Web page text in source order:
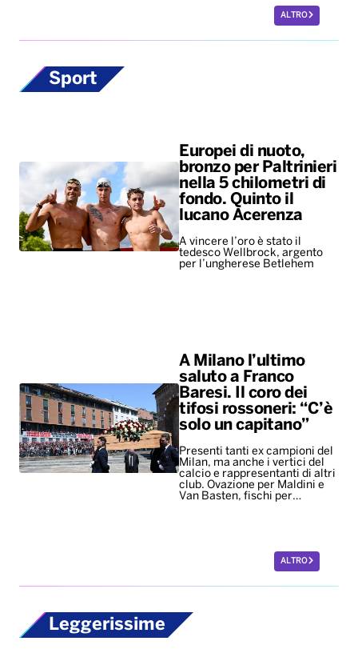
ALTRO
Sport
Europei di nuoto,
bronzo per Paltrinieri
nella 5 chilometri di
fondo. Quinto il
lucano Acerenza
A vincere l’oro è stato il
tedesco Wellbrock, argento
per l’ungherese Betlehem
A Milano l’ultimo
saluto a Franco
Baresi. Il coro dei
tifosi rossoneri: “C’è
solo un capitano”
Presenti tanti ex campioni del
Milan, ma anche i vertici del
calcio e rappresentanti di altri
club. Ovazione per Maldini e
Van Basten, fischi per…
ALTRO
Leggerissime